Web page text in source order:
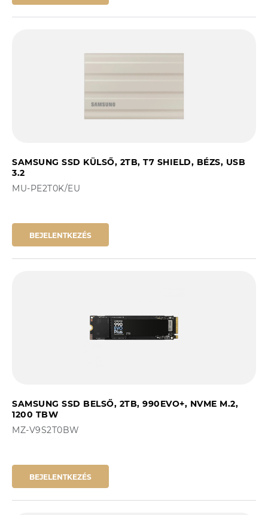
SAMSUNG SSD KÜLSŐ, 2TB, T7 SHIELD, BÉZS, USB
3.2
MU-PE2T0K/EU
BEJELENTKEZÉS
SAMSUNG SSD BELSŐ, 2TB, 990EVO+, NVME M.2,
1200 TBW
MZ-V9S2T0BW
BEJELENTKEZÉS